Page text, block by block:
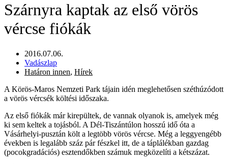
Szárnyra kaptak az első vörös
vércse fiókák
2016.07.06.
Vadászlap
Határon innen, Hírek
A Körös-Maros Nemzeti Park tájain idén meglehetősen széthúzódott
a vörös vércsék költési időszaka.
Az első fiókák már kirepültek, de vannak olyanok is, amelyek még
ki sem keltek a tojásból. A Dél-Tiszántúlon hosszú idő óta a
Vásárhelyi-pusztán költ a legtöbb vörös vércse. Még a leggyengébb
években is legalább száz pár fészkel itt, de a táplálékban gazdag
(pocokgradációs) esztendőkben számuk megközelíti a kétszázat.